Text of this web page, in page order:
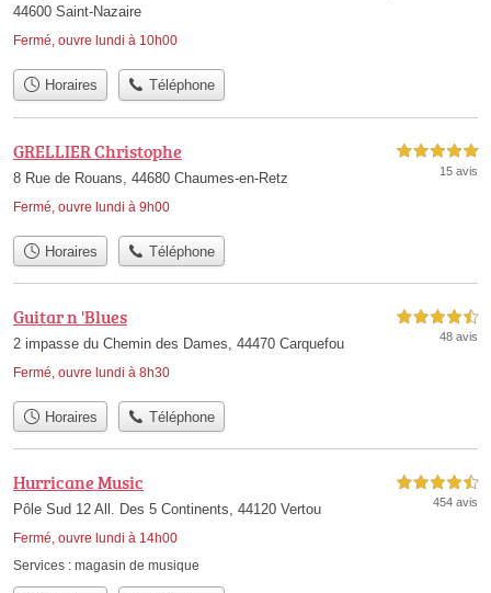
44600 Saint-Nazaire
Fermé, ouvre lundi à 10h00
Horaires Téléphone
GRELLIER Christophe
8 Rue de Rouans, 44680 Chaumes-en-Retz
Fermé, ouvre lundi à 9h00
5,0 étoiles sur 5
15 avis
Horaires Téléphone
Guitar n 'Blues
2 impasse du Chemin des Dames, 44470 Carquefou
Fermé, ouvre lundi à 8h30
4,5 étoiles sur 5
48 avis
Horaires Téléphone
Hurricane Music
Pôle Sud 12 All. Des 5 Continents, 44120 Vertou
Fermé, ouvre lundi à 14h00
4,5 étoiles sur 5
454 avis
Services : magasin de musique